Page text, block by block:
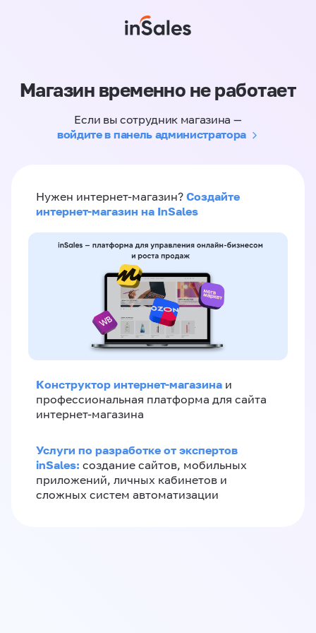
Магазин временно не работает
Если вы сотрудник магазина —
войдите в панель администратора
Нужен интернет-магазин? Создайте
интернет-магазин на InSales
Конструктор интернет-магазина и
профессиональная платформа для сайта
интернет-магазина
Услуги по разработке от экспертов
inSales: создание сайтов, мобильных
приложений, личных кабинетов и
сложных систем автоматизации